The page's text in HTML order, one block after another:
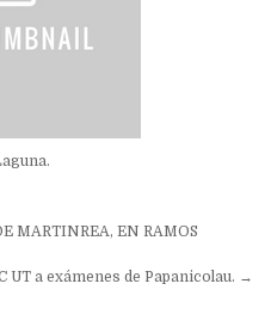
MARTINREA, EN RAMOS
UT a exámenes de Papanicolau. →